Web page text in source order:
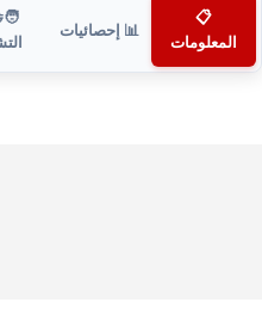
📋
المعلومات
📊 إحصائيات